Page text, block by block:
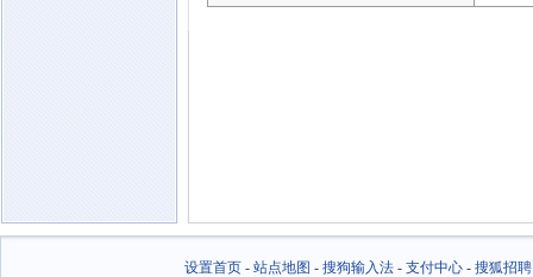
设置首页- 站点地图 - 搜狗输入法- 支付中心- 搜狐招聘